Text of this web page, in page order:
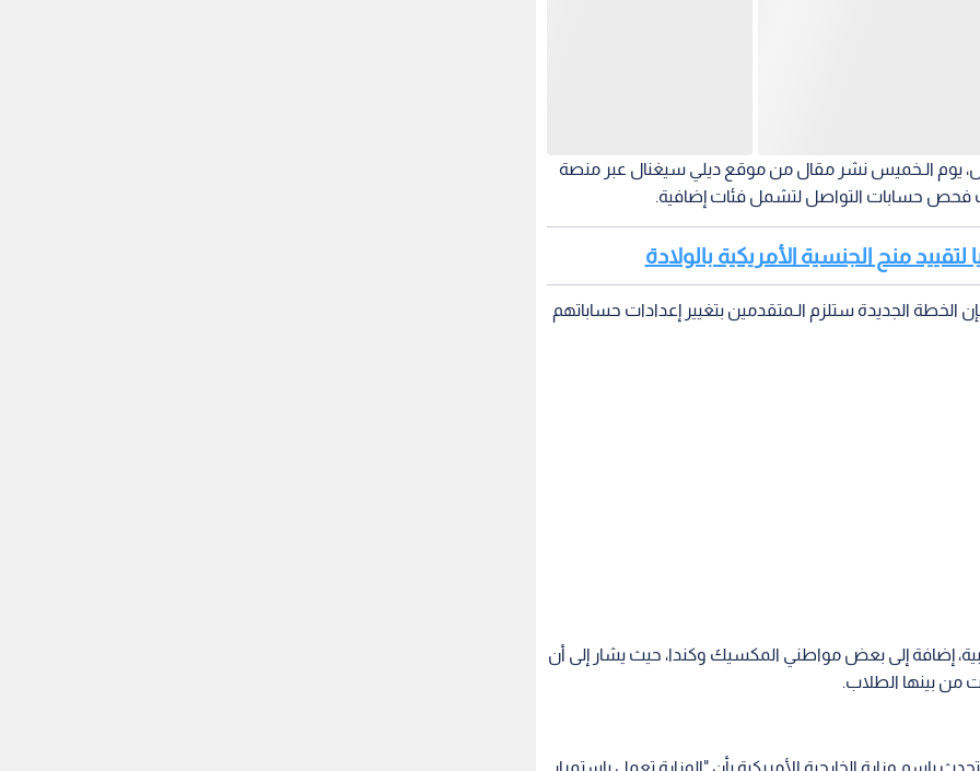
يوم الـخميس نشر مقال من موقع ديلي سيغنال عبر منصة
فحص حسابات التواصل لتشمل فئات إضافية.
لتقييد منح الجنسية الأمريكية بالولادة
الخطة الجديدة ستلزم الـمتقدمين بتغيير إعدادات حساباتهم
إضافة إلى بعض مواطني المكسيك وكندا، حيث يشار إلى أن
من بينها الطلاب.